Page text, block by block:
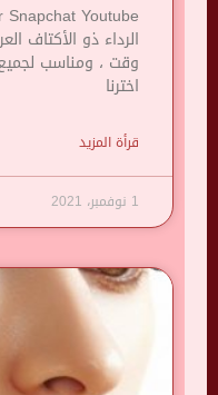
الرداء ذو ​​الأكتاف
وقت ، ومناسب
اخترنا
قرأة المزيد
1 نوفمبر، 2021